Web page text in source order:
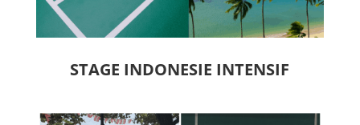
STAGE INDONESIE INTENSIF